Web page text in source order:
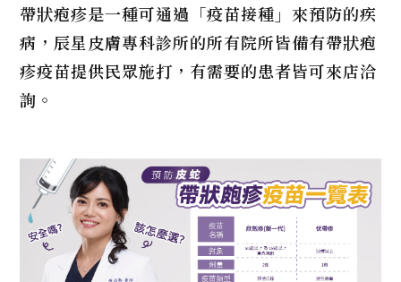
帶狀疱疹是一種可通過「疫苗接種」來預防的疾
病，辰星皮膚專科診所的所有院所皆備有帶狀疱
疹疫苗提供民眾施打，有需要的患者皆可來店洽
詢。